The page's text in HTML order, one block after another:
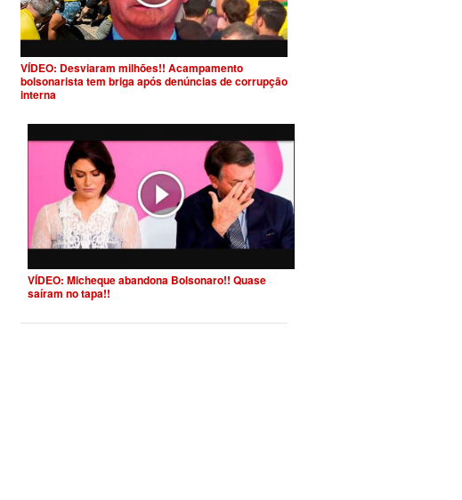
VÍDEO: Desviaram milhões!! Acampamento
bolsonarista tem briga após denúncias de corrupção
interna
VÍDEO: Micheque abandona Bolsonaro!! Quase
saíram no tapa!!